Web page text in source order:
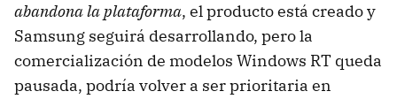
abandona la plataforma, el producto está creado y
Samsung seguirá desarrollando, pero la
comercialización de modelos Windows RT queda
pausada, podría volver a ser prioritaria en